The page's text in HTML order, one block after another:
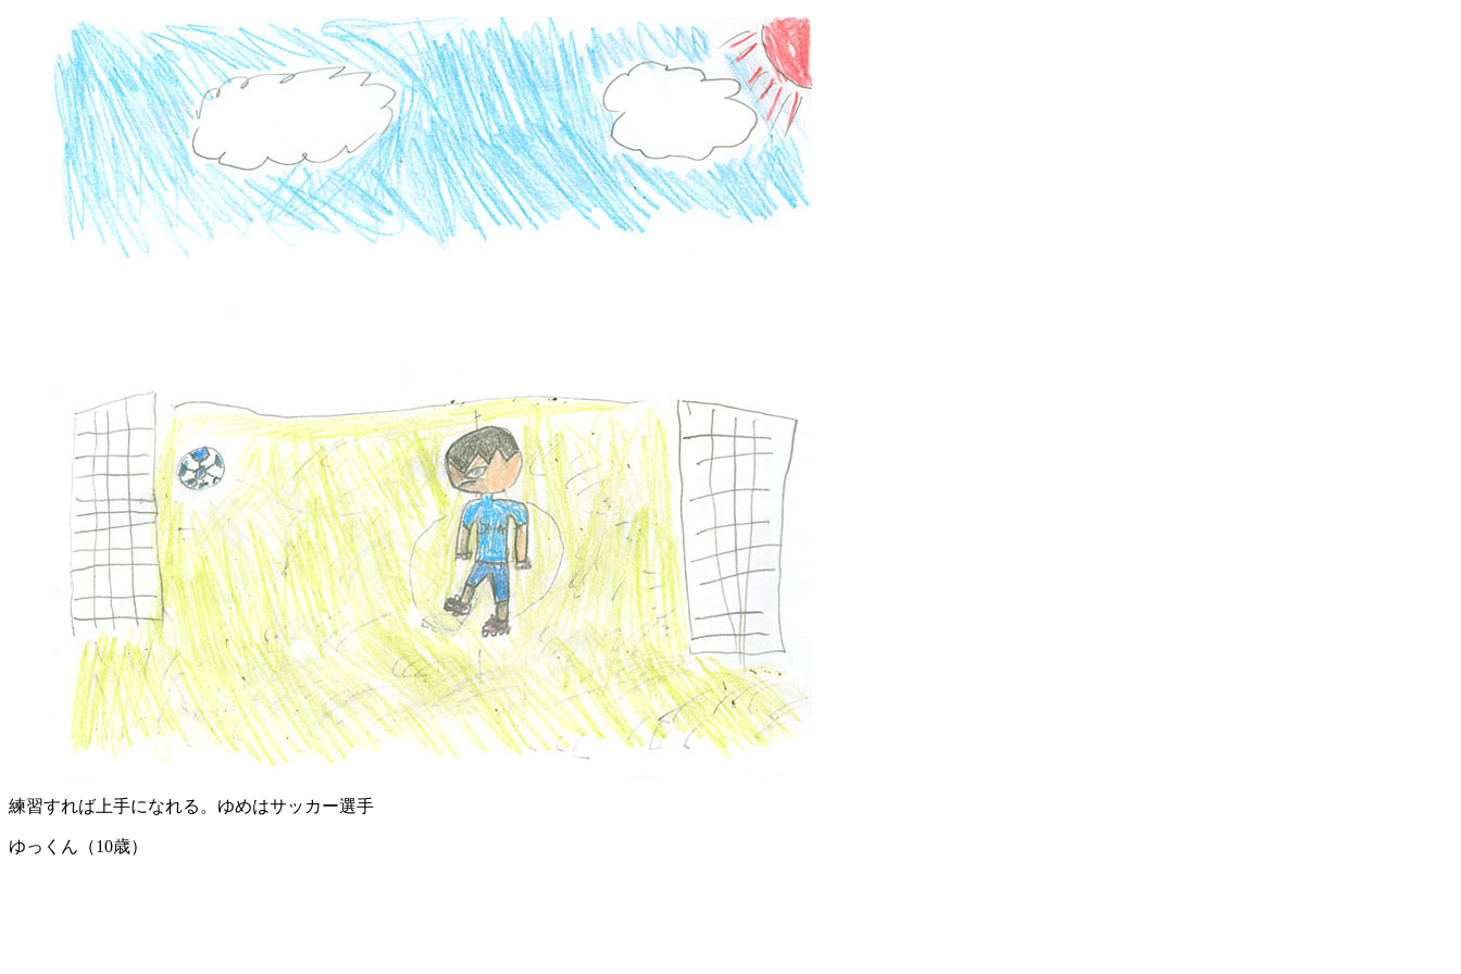
練習すれば上手になれる。ゆめはサッカー選手
ゆっくん（10歳）